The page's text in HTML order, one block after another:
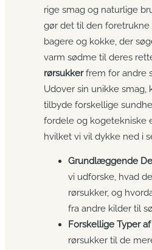
rige smag og naturlige
gør det til den foretrukne
bagere og kokke, der
varm sødme til deres
rørsukkerfrem for andre
Udover sin unikke smag,
tilbyde forskellige
fordele og kogetekniske
hvilket vi vil dykke ned i
Grundlæggende
vi udforske, hvad
rørsukker, og
fra andre kilder til
Forskellige Typer
rørsukker til de